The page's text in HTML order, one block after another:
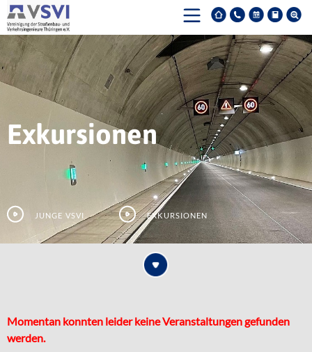
Exkursionen
Junge VSVI Exkursionen
Momentan konnten leider keine Veranstaltungen gefunden
werden.